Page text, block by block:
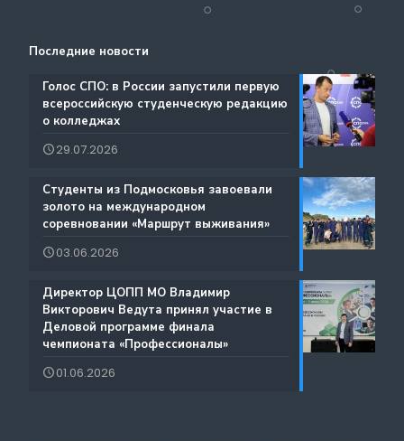
Аналитический отдел содействия трудоустройству
Каталог образовательных программ
Международная деятельность
Региональный проект по Профориентации
Дополнительные образовательные услуги
Центр содействия занятости учащейся молодежи и
Документы
Истории Успеха
Благодарности
Фестиваль профессий «Путь навыков»
Атлас доступных профессий для лиц с
интеллектуальными нарушениями
Ресурсы ЦОПП МО
Последние новости
️Голос СПО: в России запустили первую
всероссийскую студенческую редакцию
о колледжах
29.07.2026
️Студенты из Подмосковья завоевали
золото на международном
соревновании «Маршрут выживания»
03.06.2026
️Директор ЦОПП МО Владимир
Викторович Ведута принял участие в
Деловой программе финала
чемпионата «Профессионалы»
01.06.2026